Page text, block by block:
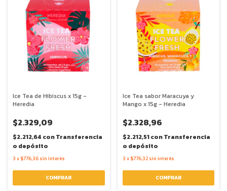
Ice Tea de Hibiscus x 15g -
Heredia
$2.329,09
$2.212,64 conTransferencia
o depósito
3 x $776,36 sin interés
Ice Tea sabor Maracuya y
Mango x 15g - Heredia
$2.328,96
$2.212,51conTransferencia
o depósito
3 x $776,32 sin interés